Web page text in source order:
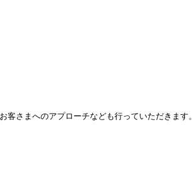
さまへのアプローチなども行っていただきます。